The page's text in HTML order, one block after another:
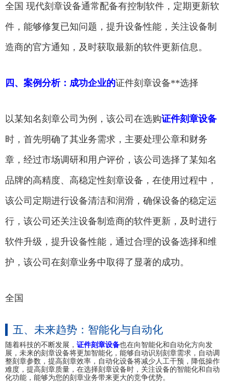
全国 现代刻章设备通常配备有控制软件，定期更新软
件，能够修复已知问题，提升设备性能，关注设备制
造商的官方通知，及时获取最新的软件更新信息。
四、案例分析：成功企业的证件刻章设备**选择
以某知名刻章公司为例，该公司在选购证件刻章设备
时，首先明确了其业务需求，主要处理公章和财务
章，经过市场调研和用户评价，该公司选择了某知名
品牌的高精度、高稳定性刻章设备，在使用过程中，
该公司定期进行设备清洁和润滑，确保设备的稳定运
行，该公司还关注设备制造商的软件更新，及时进行
软件升级，提升设备性能，通过合理的设备选择和维
护，该公司在刻章业务中取得了显著的成功。
全国
五、未来趋势：智能化与自动化
随着科技的不断发展， 证件刻章设备也在向智能化和自动化方向发
展，未来的刻章设备将更加智能化，能够自动识别刻章需求，自动调
整刻章参数，提高刻章效率，自动化设备将减少人工干预，降低操作
难度，提高刻章质量，在选择刻章设备时，关注设备的智能化和自动
化功能，能够为您的刻章业务带来更大的竞争优势。